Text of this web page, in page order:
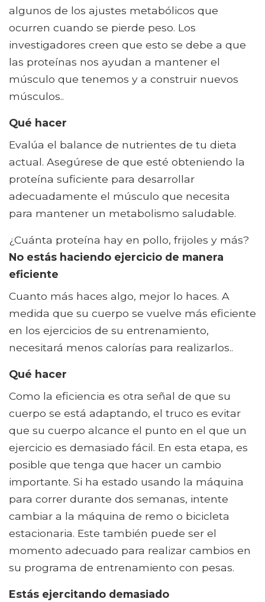
algunos de los ajustes metabólicos que
ocurren cuando se pierde peso. Los
investigadores creen que esto se debe a que
las proteínas nos ayudan a mantener el
músculo que tenemos y a construir nuevos
músculos..
Qué hacer
Evalúa el balance de nutrientes de tu dieta
actual. Asegúrese de que esté obteniendo la
proteína suficiente para desarrollar
adecuadamente el músculo que necesita
para mantener un metabolismo saludable.
¿Cuánta proteína hay en pollo, frijoles y más?
No estás haciendo ejercicio de manera
eficiente
Cuanto más haces algo, mejor lo haces. A
medida que su cuerpo se vuelve más eficiente
en los ejercicios de su entrenamiento,
necesitará menos calorías para realizarlos..
Qué hacer
Como la eficiencia es otra señal de que su
cuerpo se está adaptando, el truco es evitar
que su cuerpo alcance el punto en el que un
ejercicio es demasiado fácil. En esta etapa, es
posible que tenga que hacer un cambio
importante. Si ha estado usando la máquina
para correr durante dos semanas, intente
cambiar a la máquina de remo o bicicleta
estacionaria. Este también puede ser el
momento adecuado para realizar cambios en
su programa de entrenamiento con pesas.
Estás ejercitando demasiado